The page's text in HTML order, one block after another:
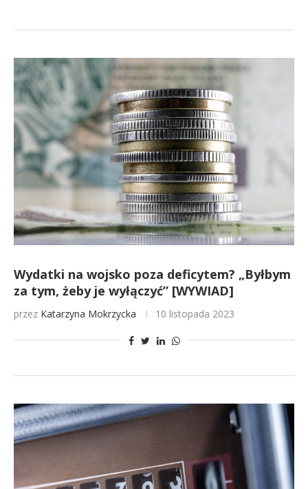
Wydatki na wojsko poza deficytem? „Byłbym
za tym, żeby je wyłączyć” [WYWIAD]
przez Katarzyna Mokrzycka 10 listopada 2023